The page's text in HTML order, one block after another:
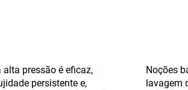
alta pressão é eficaz,
persistente e,
Noções
lavagem